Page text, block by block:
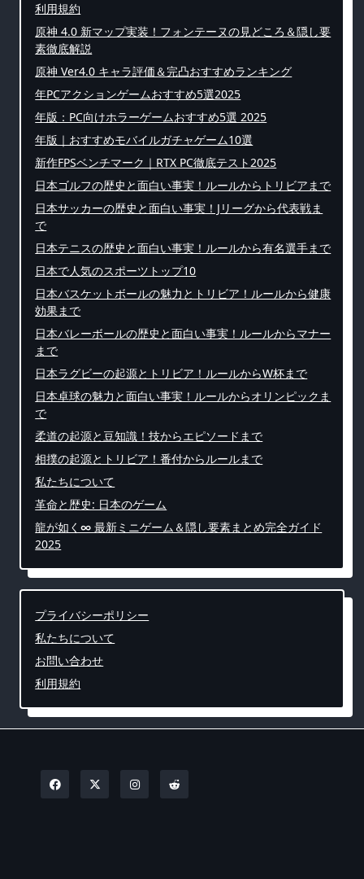
利用規約
原神 4.0 新マップ実装！フォンテーヌの見どころ＆隠し要
素徹底解説
原神 Ver4.0 キャラ評価＆完凸おすすめランキング
年PCアクションゲームおすすめ5選2025
年版：PC向けホラーゲームおすすめ5選 2025
年版｜おすすめモバイルガチャゲーム10選
新作FPSベンチマーク｜RTX PC徹底テスト2025
日本ゴルフの歴史と面白い事実！ルールからトリビアまで
日本サッカーの歴史と面白い事実！Jリーグから代表戦ま
で
日本テニスの歴史と面白い事実！ルールから有名選手まで
日本で人気のスポーツトップ10
日本バスケットボールの魅力とトリビア！ルールから健康
効果まで
日本バレーボールの歴史と面白い事実！ルールからマナー
まで
日本ラグビーの起源とトリビア！ルールからW杯まで
日本卓球の魅力と面白い事実！ルールからオリンピックま
で
柔道の起源と豆知識！技からエピソードまで
相撲の起源とトリビア！番付からルールまで
私たちについて
革命と歴史: 日本のゲーム
龍が如く∞ 最新ミニゲーム＆隠し要素まとめ完全ガイド
2025
プライバシーポリシー
私たちについて
お問い合わせ
利用規約